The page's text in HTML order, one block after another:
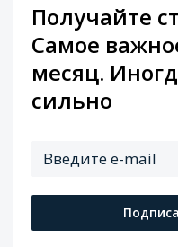
Получайте
Самое
месяц.
сильно